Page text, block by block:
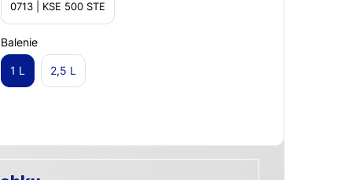
0713 | KSE 500 STE
Balenie
1 L 2,5 L